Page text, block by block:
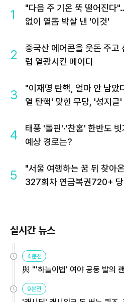
1
"다음 주 기온 뚝 떨어진다
없이 열돔 박살 낸 '이것'
2
중국산 에어콘을 웃돈 주고
럽 열광시킨 메이디
3
"이재명 탄핵, 얼마 안 남았
열 탄핵' 맞힌 무당, '성지글'
4
태풍 '돌핀'·'찬홈' 한반도
예상 경로는?
5
"서울 여행하는 꿈 뒤 찾아
327회차 연금복권720+ 당
실시간 뉴스
4분전
與 "'하늘이법' 여야 공동 발의
9분전